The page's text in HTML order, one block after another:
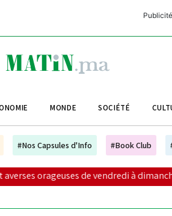
Publicité
MONDE SOCIÉTÉ
#Nos Capsules d'Info #Book Club
de vendredi à dimanche (alerte météo)